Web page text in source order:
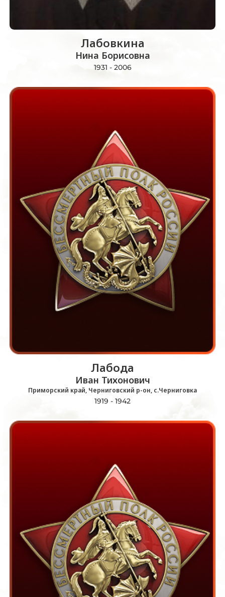
Лабовкина
Нина Борисовна
1931 - 2006
Лабода
Иван Тихонович
Приморский край, Черниговский р-он, с.Черниговка
1919 - 1942